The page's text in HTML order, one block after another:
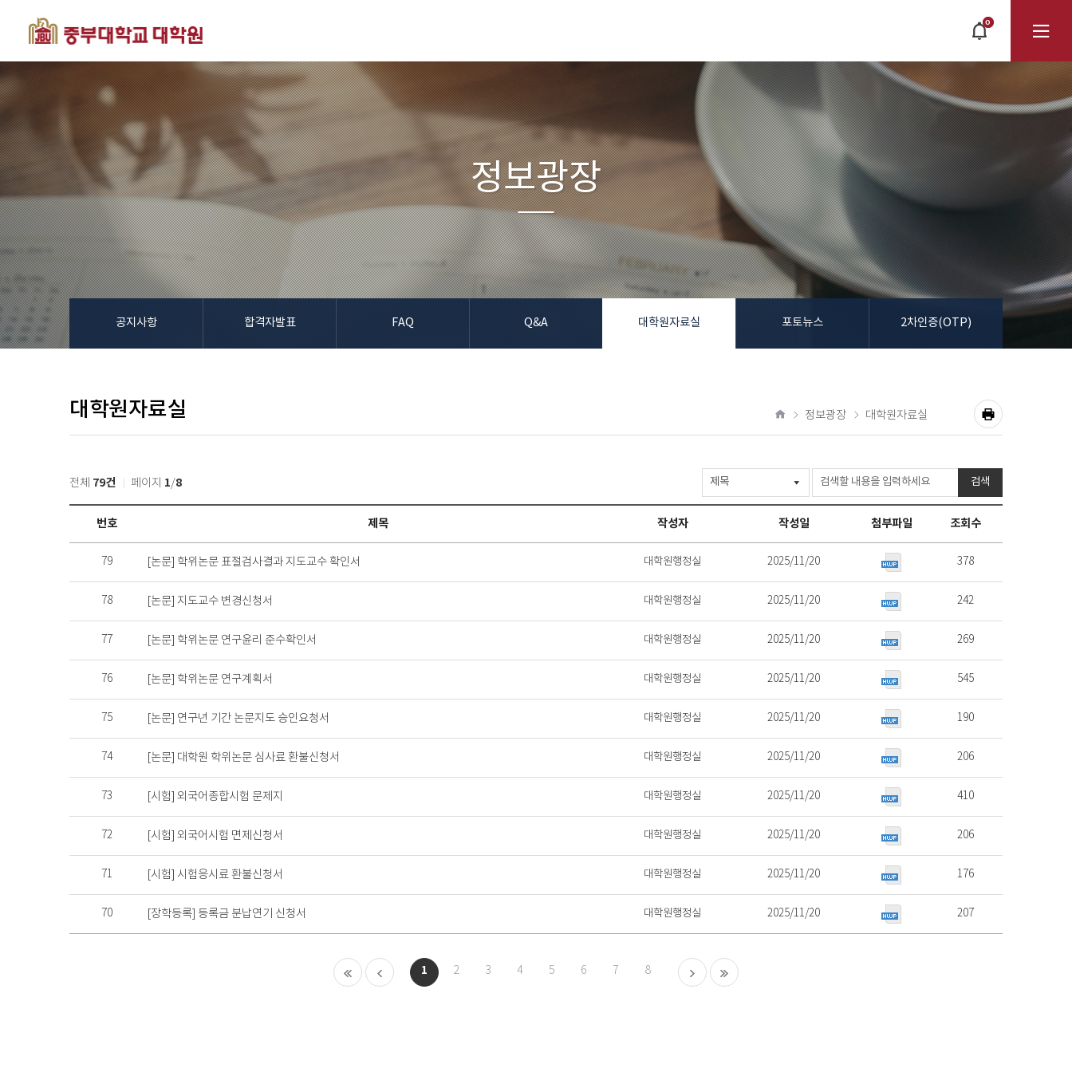
전
체
뉴
POPUPOPEN
0
정보광장
공지사항 합격자발표 FAQ Q&A 대학원자료실 포토뉴스 2차인증(OTP)
대학원자료실 정보광장 대학원자료실
공
유
린
트
광
>
검
검색
전체 79건 페이지 1/8
>
학
번호 제목 작성자 작성일 첨부파일 조회수
79 [논문] 학위논문 표절검사결과 지도교수 확인서 대학원행정실 2025/11/20 378
78 [논문] 지도교수 변경신청서 대학원행정실 2025/11/20 242
77 [논문] 학위논문 연구윤리 준수확인서 대학원행정실 2025/11/20 269
76 [논문] 학위논문 연구계획서 대학원행정실 2025/11/20 545
75 [논문] 연구년 기간 논문지도 승인요청서 대학원행정실 2025/11/20 190
74 [논문] 대학원 학위논문 심사료 환불신청서 대학원행정실 2025/11/20 206
73 [시험] 외국어종합시험 문제지 대학원행정실 2025/11/20 410
72 [시험] 외국어시험 면제신청서 대학원행정실 2025/11/20 206
71 [시험] 시험응시료 환불신청서 대학원행정실 2025/11/20 176
70 [장학등록] 등록금 분납연기 신청서 대학원행정실 2025/11/20 207
1 2 3 4 5 6 7 8